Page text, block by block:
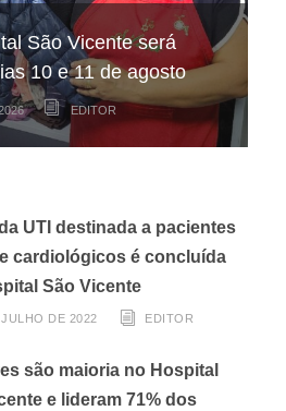
São Vicente será
10 e 11 de agosto
EDITOR
participa de
sobre câncer
EDITOR
expande
cupons fiscais pela
EDITOR
UTI destinada a pacientes
cardiológicos é concluída
São Vicente
JULHO DE 2022 EDITOR
são maioria no Hospital
e lideram 71% dos